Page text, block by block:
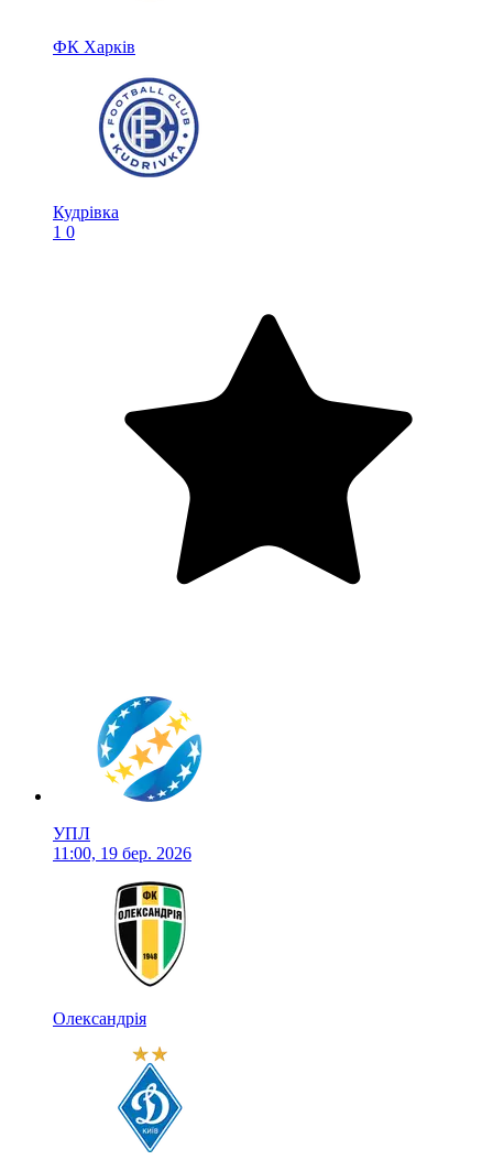
ФК Харків
Кудрівка
1 0
УПЛ
11:00, 19 бер. 2026
Олександрія